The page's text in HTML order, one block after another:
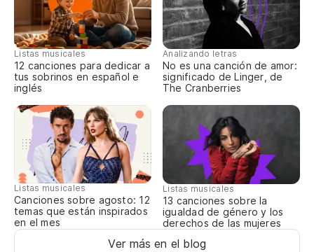
Listas musicales
12 canciones para dedicar a
tus sobrinos en español e
inglés
Analizando letras
No es una canción de amor:
significado de Linger, de
The Cranberries
Listas musicales
Canciones sobre agosto: 12
temas que están inspirados
en el mes
Listas musicales
13 canciones sobre la
igualdad de género y los
derechos de las mujeres
Ver más en el blog